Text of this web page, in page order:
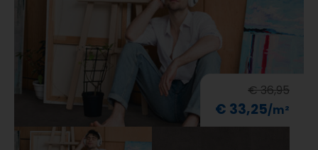
€ 36,95
€ 33,25